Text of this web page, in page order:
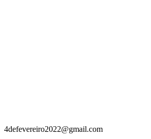
4defevereiro2022@gmail.com